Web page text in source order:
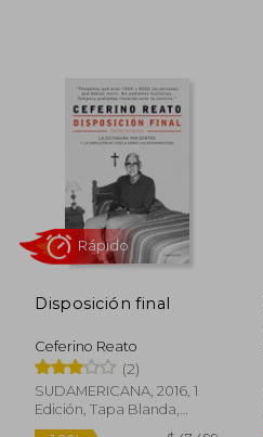
50%
dcto.
$ 102.589
$ 51.294
Disposición final
Ceferino Reato
(2)
SUDAMERICANA, 2016, 1
Edición, Tapa Blanda,
Nuevo